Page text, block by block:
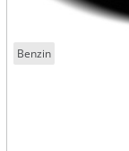
Benzin